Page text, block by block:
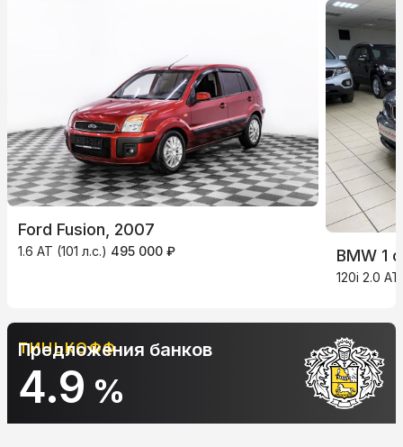
Ford Fusion, 2007
1.6 AT (101 л.с.) 495 000 ₽ BMW 1
120i 2.0
ТИНЬКОФФ
4.9 %
Предложения банков